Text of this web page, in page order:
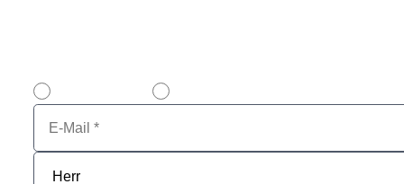
E-Mail Kontakt